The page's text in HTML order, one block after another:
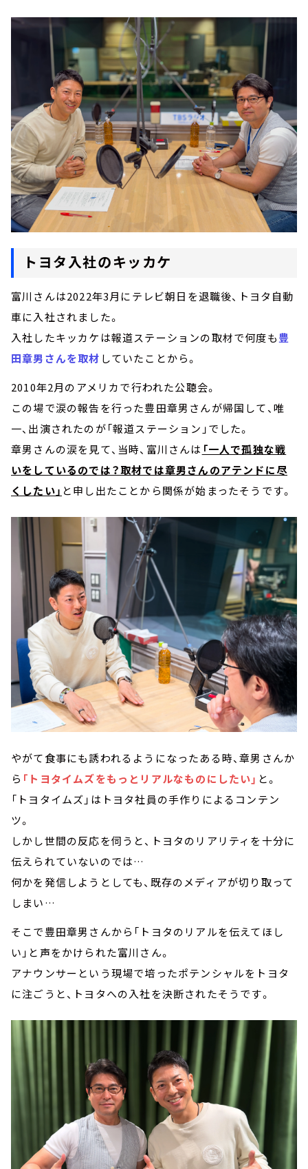
トヨタ入社のキッカケ
富川さんは2022年3月にテレビ朝日を退職後、トヨタ自動
車に入社されました。
入社したキッカケは報道ステーションの取材で何度も豊
田章男さんを取材 していたことから。
2010年2月のアメリカで行われた公聴会。
この場で涙の報告を行った豊田章男さんが帰国して、唯
一、出演されたのが「報道ステーション」でした。
章男さんの涙を見て、当時、富川さんは 「一人で孤独な戦
いをしているのでは？取材では章男さんのアテンドに尽
くしたい」 と申し出たことから関係が始まったそうです。
やがて食事にも誘われるようになったある時、章男さんか
ら 「トヨタイムズをもっとリアルなものにしたい」 と。
「トヨタイムズ」はトヨタ社員の手作りによるコンテン
ツ。
しかし世間の反応を伺うと、トヨタのリアリティを十分に
伝えられていないのでは…
何かを発信しようとしても、既存のメディアが切り取って
しまい…
そこで豊田章男さんから「トヨタのリアルを伝えてほし
い」と声をかけられた富川さん。
アナウンサーという現場で培ったポテンシャルをトヨタ
に注ごうと、トヨタへの入社を決断されたそうです。